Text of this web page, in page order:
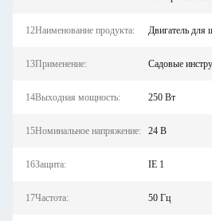
12Наименование продукта: Двигатель для
13Применение: Садовые
14Выходная мощность: 250 Вт
15Номинальное напряжение: 24 В
16Защита: IE 1
17Частота: 50 Гц